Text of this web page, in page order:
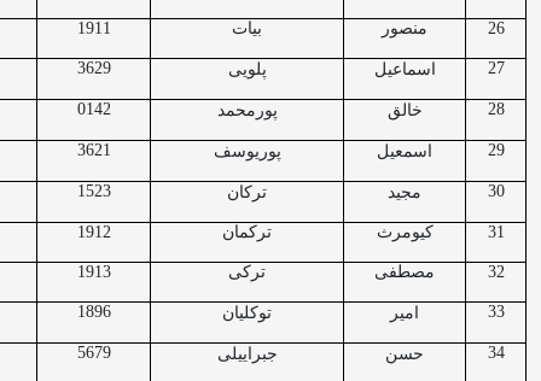
26 منصور بیات 1911
27 اسماعیل پلویی 3629
28 خالق پورمحمد 0142
29 اسمعیل پوریوسف 3621
30 مجید ترکان 1523
31 کیومرث ترکمان 1912
32 مصطفی ترکی 1913
33 امیر توکلیان 1896
34 حسن جبراییلی 5679